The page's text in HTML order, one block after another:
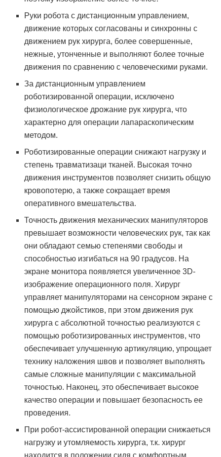
Руки робота с дистанционным управлением,
движение которых согласованы и синхронны с
движением рук хирурга, более совершенные,
нежные, утонченные и выполняют более точные
движения по сравнению с человеческими руками.
За дистанционным управлением
роботизированной операции, исключено
физиологическое дрожание рук хирурга, что
характерно для операции лапараскопическим
методом.
Роботизированные операции снижают нагрузку и
степень травматизаци тканей. Высокая точно
движения инструментов позволяет снизить общую
кровопотерю, а также сокращает время
оперативного вмешательства.
Точность движения механических манипуляторов
превышает возможности человеческих рук, так как
они обладают семью степенями свободы и
способностью изгибаться на 90 градусов. На
экране монитора появляется увеличенное 3D-
изображение операционного поля. Хирург
управляет манипуляторами на сенсорном экране с
помощью джойстиков, при этом движения рук
хирурга с абсолютной точностью реализуются с
помощью роботизированных инструментов, что
обеспечивает улучшенную артикуляцию, упрощает
технику наложения швов и позволяет выполнять
самые сложные манипуляции с максимальной
точностью. Наконец, это обеспечивает высокое
качество операции и повышает безопасность ее
проведения.
При робот-ассистированной операции снижаеться
нагрузку и утомляемость хирурга, т.к. хирург
находится в положении сидя с комфортным